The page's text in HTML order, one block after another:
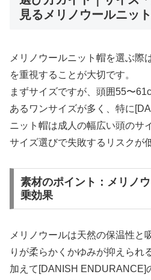
見るメリノウールニッ
メリノウールニット帽を選ぶ際
を重視することが大切です。
まずサイズですが、頭囲55〜
あるワンサイズが多く、特に
ニット帽は成人の幅広い頭のサ
サイズ選びで失敗するリスクが
素材のポイント：メリノ
乗効果
メリノウールは天然の保温性と
りが柔らかくかゆみが抑えられ
加えて[DANISH ENDURANCE]